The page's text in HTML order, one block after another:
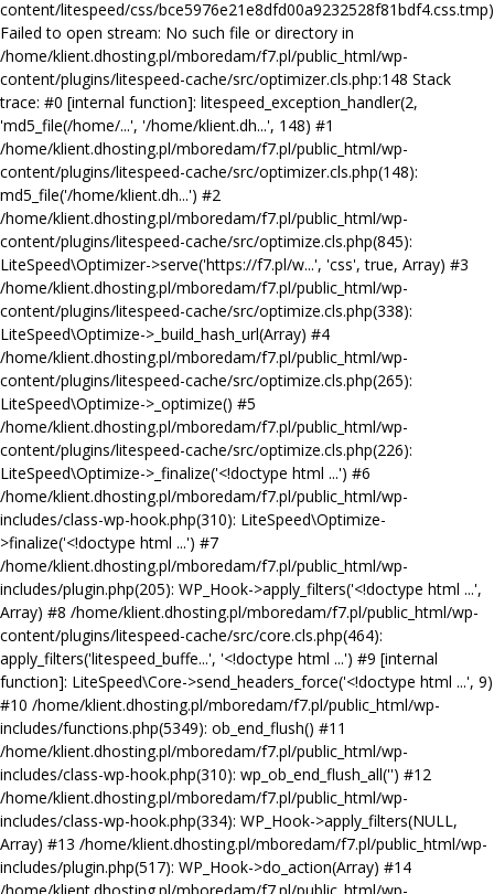
content/litespeed/css/
Failed to open stream: No such file or directory in
/home/klient.dhosting.pl/mboredam/f7.pl/public_html/wp-
content/plugins/litespeed-cache/src/optimizer.cls.php:148 Stack
trace: #0 [internal function]: litespeed_exception_handler(2,
'md5_file(/home/...', '/home/klient.dh...', 148) #1
/home/klient.dhosting.pl/mboredam/f7.pl/public_html/wp-
content/plugins/litespeed-cache/src/optimizer.cls.php(148):
md5_file('/home/klient.dh...') #2
/home/klient.dhosting.pl/mboredam/f7.pl/public_html/wp-
content/plugins/litespeed-cache/src/optimize.cls.php(845):
LiteSpeed\Optimizer->serve('https://f7.pl/w...', 'css', true, Array) #3
/home/klient.dhosting.pl/mboredam/f7.pl/public_html/wp-
content/plugins/litespeed-cache/src/optimize.cls.php(338):
LiteSpeed\Optimize->_build_hash_url(Array) #4
/home/klient.dhosting.pl/mboredam/f7.pl/public_html/wp-
content/plugins/litespeed-cache/src/optimize.cls.php(265):
LiteSpeed\Optimize->_optimize() #5
/home/klient.dhosting.pl/mboredam/f7.pl/public_html/wp-
content/plugins/litespeed-cache/src/optimize.cls.php(226):
LiteSpeed\Optimize->_finalize('<!doctype html ...') #6
/home/klient.dhosting.pl/mboredam/f7.pl/public_html/wp-
includes/class-wp-hook.php(310): LiteSpeed\Optimize-
>finalize('<!doctype html ...') #7
/home/klient.dhosting.pl/mboredam/f7.pl/public_html/wp-
includes/plugin.php(205): WP_Hook->apply_filters('<!doctype html ...',
Array) #8 /home/klient.dhosting.pl/mboredam/f7.pl/public_html/wp-
content/plugins/litespeed-cache/src/core.cls.php(464):
apply_filters('litespeed_buffe...', '<!doctype html ...') #9 [internal
function]: LiteSpeed\Core->send_headers_force('<!doctype html ...', 9)
#10 /home/klient.dhosting.pl/mboredam/f7.pl/public_html/wp-
includes/functions.php(5349): ob_end_flush() #11
/home/klient.dhosting.pl/mboredam/f7.pl/public_html/wp-
includes/class-wp-hook.php(310): wp_ob_end_flush_all('') #12
/home/klient.dhosting.pl/mboredam/f7.pl/public_html/wp-
includes/class-wp-hook.php(334): WP_Hook->apply_filters(NULL,
Array) #13 /home/klient.dhosting.pl/mboredam/f7.pl/public_html/wp-
includes/plugin.php(517): WP_Hook->do_action(Array) #14